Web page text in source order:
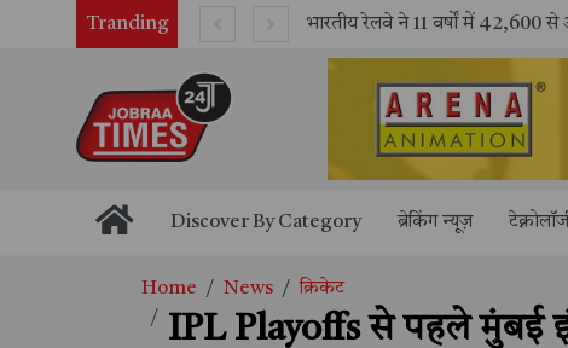
Tranding भारतीय रेलवे ने 11 वर्षों में 42,600 से अधिक एलएचबी कोचों का निर्माण कर आधुनिक रेल यात्रा को और सुरक्षित बनाया
Discover By Category ब्रेकिंग न्यूज़
Home News क्रिकेट
IPL Playoffs से पहले मुंबई